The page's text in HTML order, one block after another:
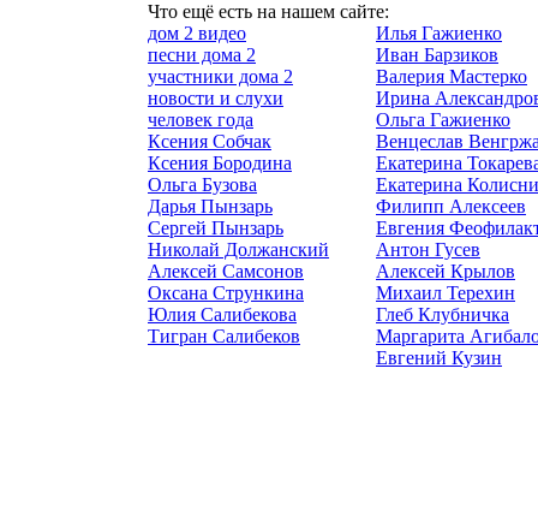
Что ещё есть на нашем сайте:
дом 2 видео
песни дома 2
участники дома 2
новости и слухи
человек года
Ксения Собчак
Ксения Бородина
Ольга Бузова
Дарья Пынзарь
Сергей Пынзарь
Николай Должанский
Алексей Самсонов
Оксана Стрункина
Юлия Салибекова
Тигран Салибеков
Илья Гажиенко
Иван Барзиков
Валерия Мастерко
Ирина
Ольга Гажиенко
Венцеслав
Екатерина
Екатерина
Филипп Алексеев
Евгения
Антон Гусев
Алексей Крылов
Михаил Терехин
Глеб Клубничка
Маргарита
Евгений Кузин